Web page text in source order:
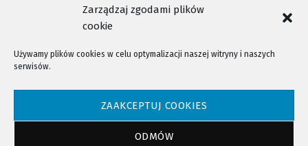
Zarządzaj zgodami plików
cookie
Używamy plików cookies w celu optymalizacji naszej witryny i naszych
serwisów.
ZAAKCEPTUJ COOKIES
ODMÓW
najbliższą sobotę w Atelier Jazz Club
NTV - Nasza Telewizja Sądecka © 2023 Wszystkie prawa zastrzeżone!